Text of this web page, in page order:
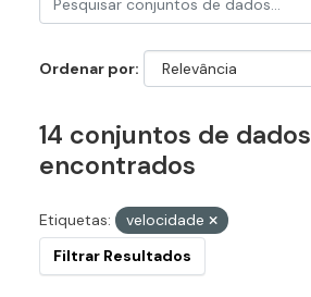
Ordenar por
14 conjuntos de dados
encontrados
Etiquetas:
velocidade
Filtrar Resultados